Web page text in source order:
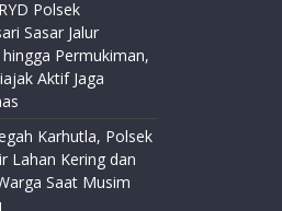
Polsek
Sasar Jalur
Permukiman,
Aktif Jaga
Karhutla, Polsek
Lahan Kering dan
Saat Musim